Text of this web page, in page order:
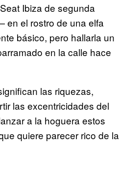
Ibiza de segunda
el rostro de una elfa
básico, pero hallarla un
en la calle hace
las riquezas,
las excentricidades del
a la hoguera estos
quiere parecer rico de la